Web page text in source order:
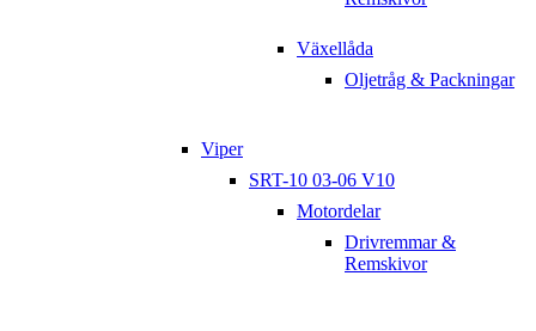
Växellåda
Oljetråg & Packningar
Viper
SRT-10 03-06 V10
Motordelar
Drivremmar &
Remskivor